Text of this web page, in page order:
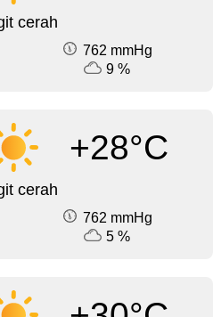
cerah
762 mmHg
9 %
+28°C
cerah
762 mmHg
5 %